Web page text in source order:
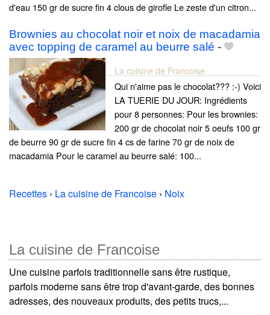
d'eau 150 gr de sucre fin 4 clous de girofle Le zeste d'un citron...
Brownies au chocolat noir et noix de macadamia
avec topping de caramel au beurre salé -
La cuisine de Francoise
Qui n'aime pas le chocolat??? :-) Voici
LA TUERIE DU JOUR: Ingrédients
pour 8 personnes: Pour les brownies:
200 gr de chocolat noir 5 oeufs 100 gr
de beurre 90 gr de sucre fin 4 cs de farine 70 gr de noix de
macadamia Pour le caramel au beurre salé: 100...
Recettes › La cuisine de Francoise › Noix
La cuisine de Francoise
Une cuisine parfois traditionnelle sans être rustique,
parfois moderne sans être trop d'avant-garde, des bonnes
adresses, des nouveaux produits, des petits trucs,...